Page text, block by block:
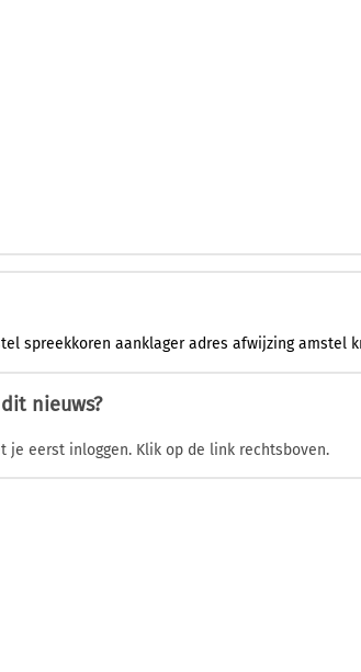
spreekkoren aanklager adres afwijzing amstel
nieuws?
je eerst inloggen. Klik op de link rechtsboven.